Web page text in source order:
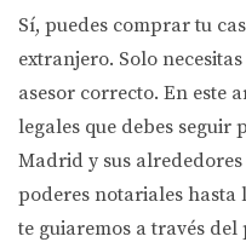
Sí, puedes comprar tu
extranjero. Solo
asesor correcto. En este
legales que debes
Madrid y sus
poderes notariales hasta
te guiaremos a través